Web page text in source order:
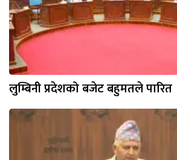
लुम्बिनी प्रदेशको बजेट बहुमतले पारित